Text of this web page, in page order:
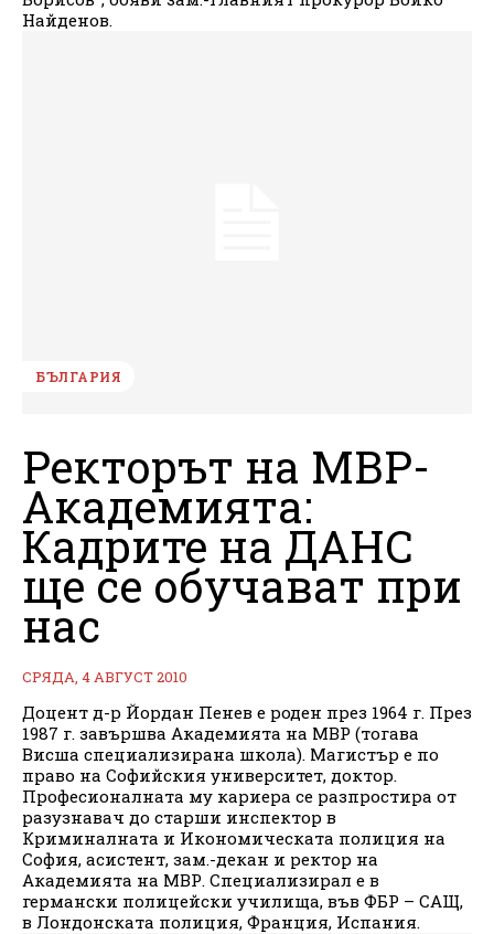
Найденов.
БЪЛГАРИЯ
Ректорът на МВР-
Академията:
Кадрите на ДАНС
ще се обучават при
нас
СРЯДА, 4 АВГУСТ 2010
Доцент д-р Йордан Пенев е роден през 1964 г. През
1987 г. завършва Академията на МВР (тогава
Висша специализирана школа). Магистър е по
право на Софийския университет, доктор.
Професионалната му кариера се разпростира от
разузнавач до старши инспектор в
Криминалната и Икономическата полиция на
София, асистент, зам.-декан и ректор на
Академията на МВР. Специализирал е в
германски полицейски училища, във ФБР – САЩ,
в Лондонската полиция, Франция, Испания.